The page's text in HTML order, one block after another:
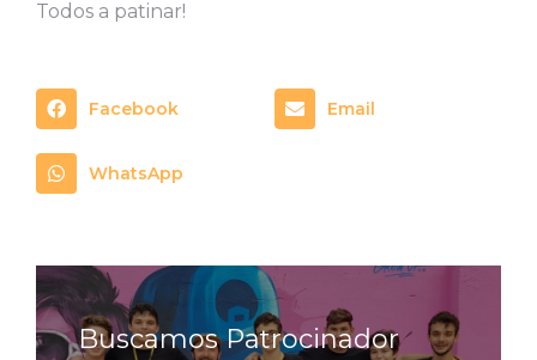
Todos a patinar!
Facebook Email
WhatsApp
Buscamos Patrocinador